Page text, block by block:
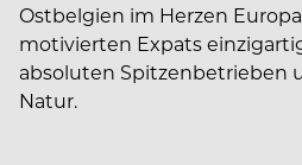
Ostbelgien im Herzen
motivierten Expats
absoluten Spitzenbetrieben
Natur.